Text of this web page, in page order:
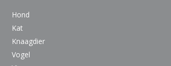
Hond
Kat
Knaagdier
Vogel